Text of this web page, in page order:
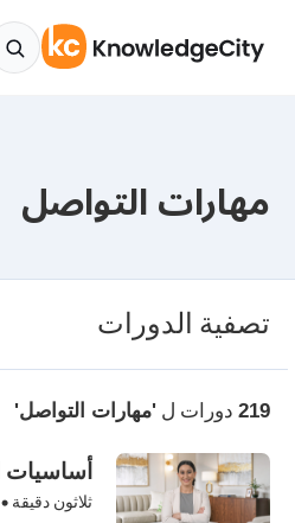
مهارات التواصل
تصفية الدورات
219 دورات ل'مهارات التواصل'
أساسيات
ثلاثون دقيقة •